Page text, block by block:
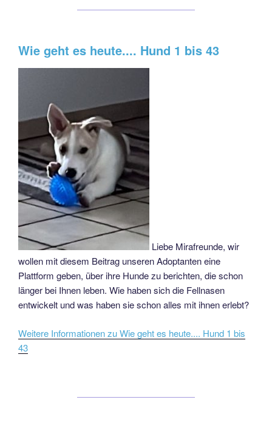
Wie geht es heute.... Hund 1 bis 43
Liebe Mirafreunde, wir
wollen mit diesem Beitrag unseren Adoptanten eine
Plattform geben, über ihre Hunde zu berichten, die schon
länger bei Ihnen leben. Wie haben sich die Fellnasen
entwickelt und was haben sie schon alles mit ihnen erlebt?
Weitere Informationen zu Wie geht es heute.... Hund 1 bis
43